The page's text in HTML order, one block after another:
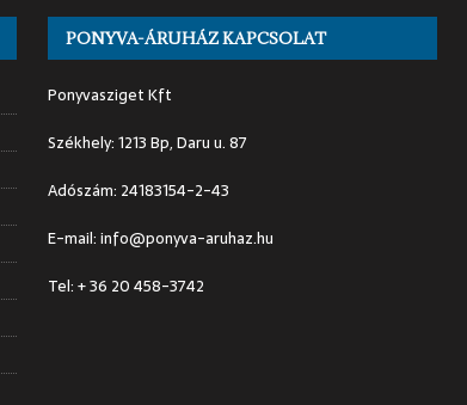
PONYVA-ÁRUHÁZ KAPCSOLAT
Ponyvasziget Kft
Székhely: 1213 Bp, Daru u. 87
Adószám: 24183154-2-43
E-mail: info@ponyva-aruhaz.hu
Tel: + 36 20 458-3742